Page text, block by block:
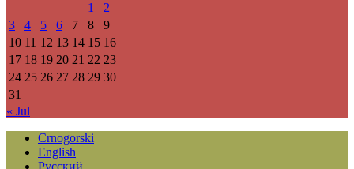
1
2
3
4 5 6 7 8
9
10 11 12 13 14 15 16
17 18 19 20 21 22 23
24 25 26 27 28 29 30
31
« Jul
Crnogorski
English
Русский